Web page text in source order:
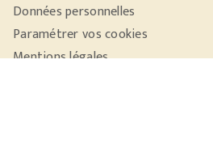
Données personnelles
Paramétrer vos cookies
Mentions légales